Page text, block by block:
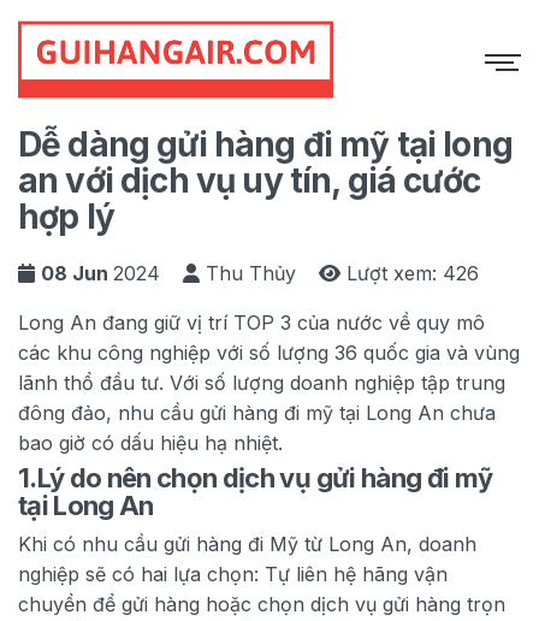
Home Blog
Dễ dàng gửi hàng đi mỹ tại long
an với dịch vụ uy tín, giá cước
hợp lý
08 Jun 2024 Thu Thủy Lượt xem: 426
Long An đang giữ vị trí TOP 3 của nước về quy mô
các khu công nghiệp với số lượng 36 quốc gia và vùng
lãnh thổ đầu tư. Với số lượng doanh nghiệp tập trung
đông đảo, nhu cầu gửi hàng đi mỹ tại Long An chưa
bao giờ có dấu hiệu hạ nhiệt.
1.Lý do nên chọn dịch vụ gửi hàng đi mỹ
tại Long An
Khi có nhu cầu gửi hàng đi Mỹ từ Long An, doanh
nghiệp sẽ có hai lựa chọn: Tự liên hệ hãng vận
chuyển để gửi hàng hoặc chọn dịch vụ gửi hàng trọn